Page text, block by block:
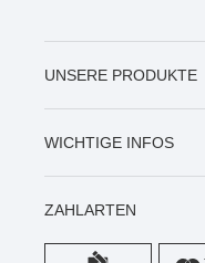
UNSERE PRODUKTE
WICHTIGE INFOS
ZAHLARTEN